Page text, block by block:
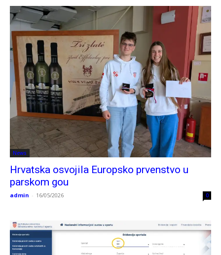
News
Hrvatska osvojila Europsko prvenstvo u
parskom gou
admin - 16/05/2026 0